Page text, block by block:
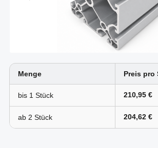
Menge Preis pro
bis 1 210,95 €
ab 2 204,62 €